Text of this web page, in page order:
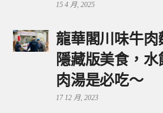
15 4 月, 2025
龍華閣川味牛肉
隱藏版美食，
肉湯是必吃～
17 12 月, 2023